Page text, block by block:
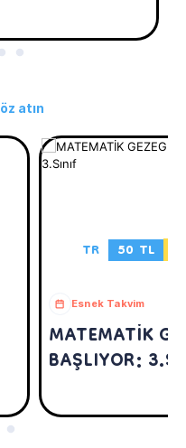
atın
TR 50 TL
Esnek Takvim
MATEMATİK
BAŞLIYOR: